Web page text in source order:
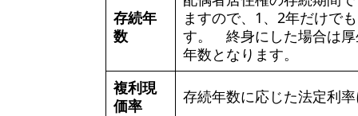
存続年
数
ますので、1、2年だけで
す。 終身にした場合は厚
年数となります。
複利現
価率
存続年数に応じた法定利